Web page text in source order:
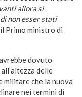
allora si
non esser stati
Primo ministro di
dovuto
delle
militare che la nuova
nei termini di